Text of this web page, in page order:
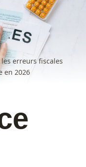
erreurs fiscales
en 2026